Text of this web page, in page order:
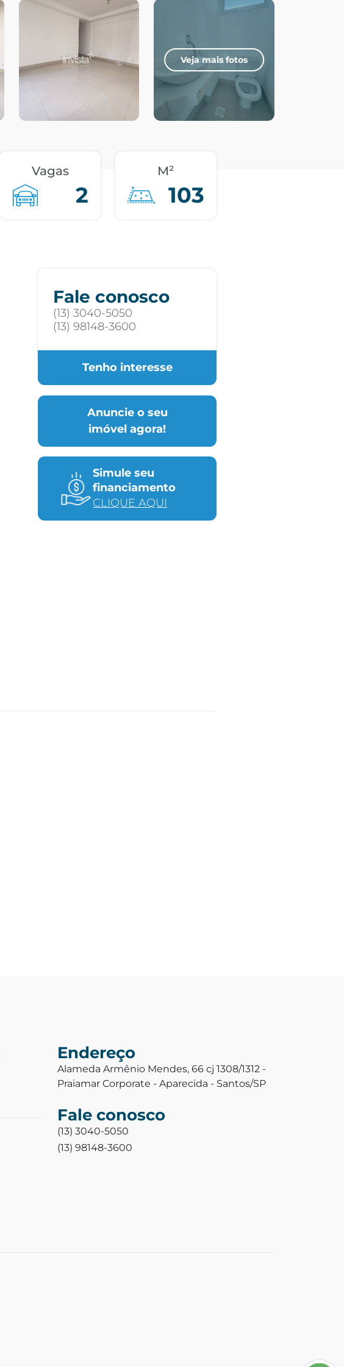
Veja mais fotos
Vagas
2
M²
103
Fale conosco
(13) 3040-5050
(13) 98148-3600
Tenho interesse
Anuncie o seu
imóvel agora!
Simule seu
financiamento
CLIQUE AQUI
Endereço
Alameda Armênio Mendes, 66 cj 1308/1312 -
Praiamar Corporate - Aparecida - Santos/SP
Fale conosco
(13) 3040-5050
(13) 98148-3600